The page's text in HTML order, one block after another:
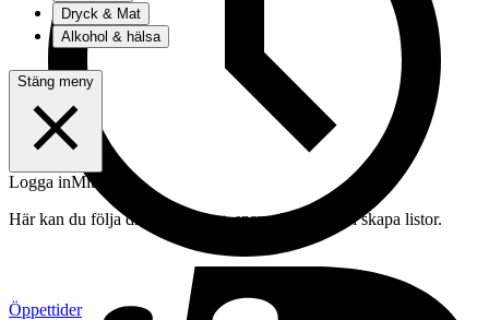
Öppettider
Dryck & Mat
Alkohol & hälsa
Stäng meny
Logga inMitt konto
Här kan du följa din beställning, spara drycker och skapa listor.